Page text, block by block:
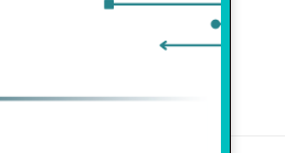
Siracusa